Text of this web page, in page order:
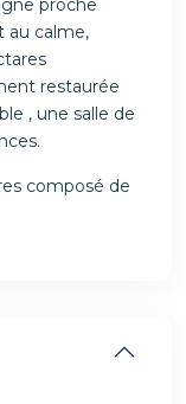
proche
au calme,
restaurée
, une salle de
composé de